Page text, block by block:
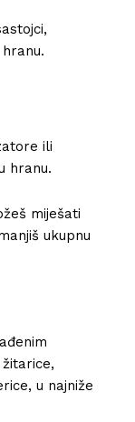
ili
hranu.
miješati
ukupnu
u najniže